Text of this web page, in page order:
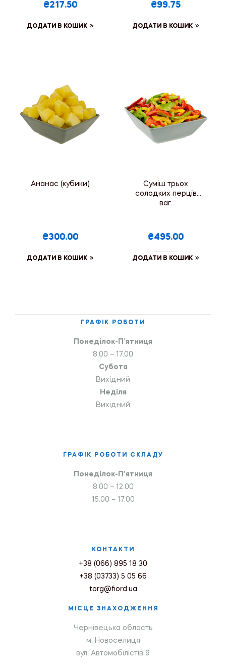
₴217.50
ДОДАТИ В КОШИК
₴99.75
ДОДАТИ В КОШИК
Ананас (кубики)
₴300.00
ДОДАТИ В КОШИК
Суміш трьох
солодких перців
ваг.
₴495.00
ДОДАТИ В КОШИК
ГРАФІК РОБОТИ
Понеділок-П’ятниця
8.00 – 17.00
Субота
Вихідний
Неділя
Вихідний
ГРАФІК РОБОТИ СКЛАДУ
Понеділок-П’ятниця
8.00 – 12.00
15.00 – 17.00
КОНТАКТИ
+38 (066) 895 18 30
+38 (03733) 5 05 66
torg@fiord.ua
МІСЦЕ ЗНАХОДЖЕННЯ
Чернівецька область
м. Новоселиця
вул. Автомобілістів 9